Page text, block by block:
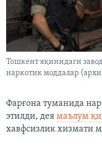
Тошкент яқинидаги
наркотик моддалар
Фарғона туманида
этилди, дея маълум
хавфсизлик хизмати